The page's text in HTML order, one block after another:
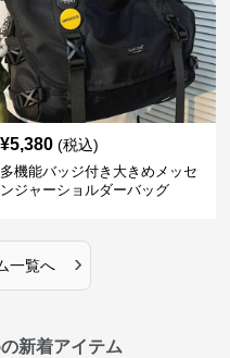
¥5,380 (税込)
多機能バッジ付き大きめメッセ
ンジャーショルダーバッグ
一覧へ ›
新着アイテム